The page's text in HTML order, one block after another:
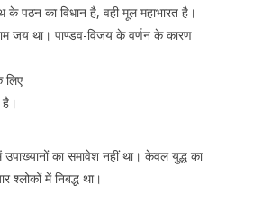
के पठन का विधान है, वही मूल महाभारत है।
जय था। पाण्डव-विजय के वर्णन के कारण
लिए
का समावेश नहीं था। केवल युद्ध का
श्लोकों में निबद्ध था।